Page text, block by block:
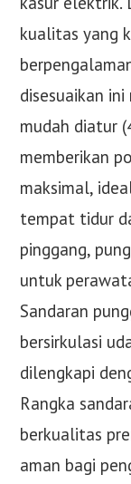
kualitas yang
disesuaikan
mudah diatur
memberikan
maksimal,
tempat tidur
pinggang,
untuk
Sandaran
bersirkulasi
dilengkapi
Rangka
berkualitas
aman bagi